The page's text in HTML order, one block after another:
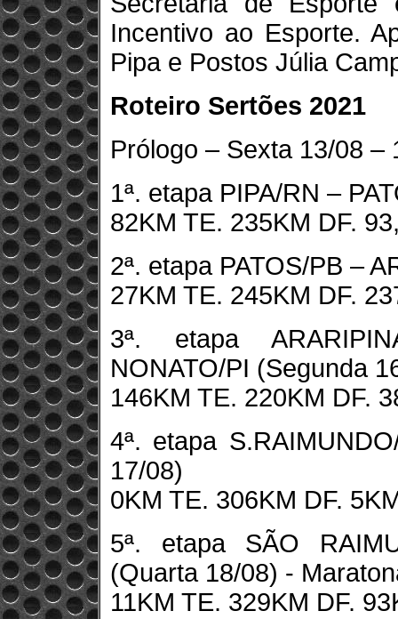
Incentivo ao Esporte.
Pipa e Postos Júlia
Roteiro Sertões 2021
Prólogo – Sexta 13/08 –
1ª. etapa PIPA/RN –
82KM TE. 235KM DF.
2ª. etapa PATOS/PB –
27KM TE. 245KM DF.
3ª. etapa
NONATO/PI (Segunda
146KM TE. 220KM DF.
4ª. etapa
17/08)
0KM TE. 306KM DF.
5ª. etapa SÃO
(Quarta 18/08) -
11KM TE. 329KM DF.